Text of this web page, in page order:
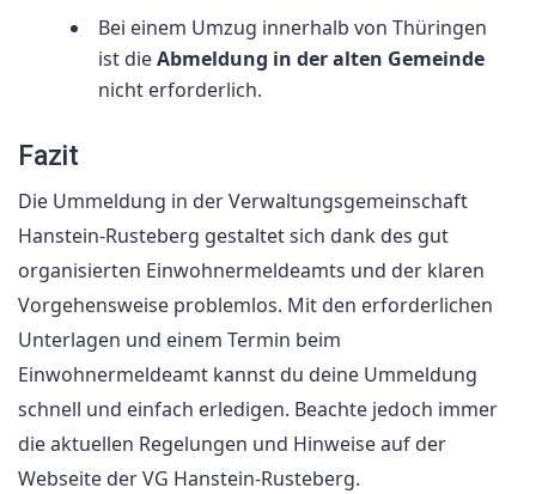
Bei einem Umzug innerhalb von Thüringen
ist dieAbmeldung in der alten Gemeinde
nicht erforderlich.
Fazit
Die Ummeldung in der Verwaltungsgemeinschaft
Hanstein-Rusteberg gestaltet sich dank des gut
organisierten Einwohnermeldeamts und der klaren
Vorgehensweise problemlos. Mit den erforderlichen
Unterlagen und einem Termin beim
Einwohnermeldeamt kannst du deine Ummeldung
schnell und einfach erledigen. Beachte jedoch immer
die aktuellen Regelungen und Hinweise auf der
Webseite der VG Hanstein-Rusteberg.